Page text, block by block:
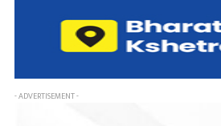
- ADVERTISEMENT -